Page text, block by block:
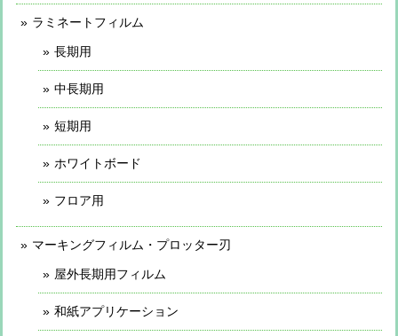
ラミネートフィルム
長期用
中長期用
短期用
ホワイトボード
フロア用
マーキングフィルム・プロッター刃
屋外長期用フィルム
和紙アプリケーション